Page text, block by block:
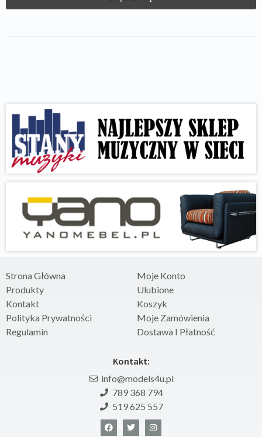
Strona Główna
Produkty
Kontakt
Polityka Prywatności
Regulamin
Moje Konto
Ulubione
Koszyk
Moje Zamówienia
Dostawa I Płatność
Kontakt:
info@models4u.pl
789 368 794
519 625 557